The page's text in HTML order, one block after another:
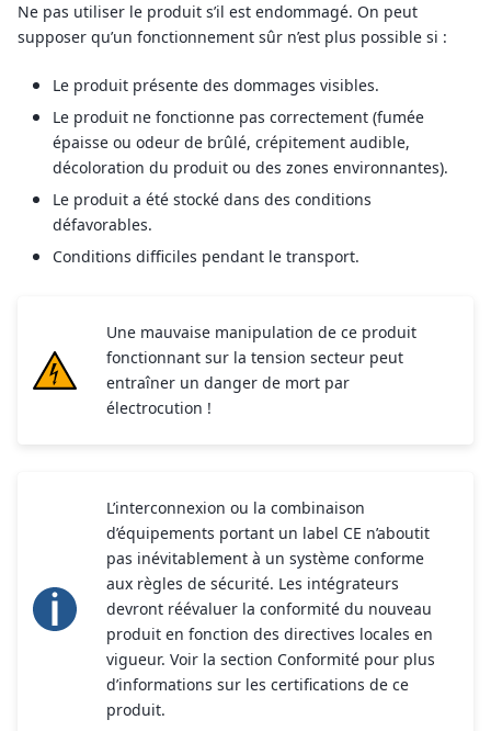
Ne pas utiliser le produit s’il est endommagé. On peut
supposer qu’un fonctionnement sûr n’est plus possible si :
Le produit présente des dommages visibles.
Le produit ne fonctionne pas correctement (fumée
épaisse ou odeur de brûlé, crépitement audible,
décoloration du produit ou des zones environnantes).
Le produit a été stocké dans des conditions
défavorables.
Conditions difficiles pendant le transport.
Une mauvaise manipulation de ce produit
fonctionnant sur la tension secteur peut
entraîner un danger de mort par
électrocution !
L’interconnexion ou la combinaison
d’équipements portant un label CE n’aboutit
pas inévitablement à un système conforme
aux règles de sécurité. Les intégrateurs
devront réévaluer la conformité du nouveau
produit en fonction des directives locales en
vigueur. Voir la section Conformité pour plus
d’informations sur les certifications de ce
produit.